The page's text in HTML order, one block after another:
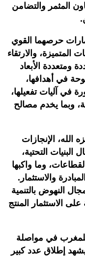
المثمر والتضامن
حرصهما القوي
المتميزة، والارتقاء
ومتعددة الأبعاد
في أهدافها،
في آليات تفعيلها،
وبما يخدم مصالح
الله، الإنجازات
التحتية،
وما واكبها
والاستثمار.
النهوض بالتنمية
على الاستثمار المنتج
للمغرب في مواصلة
إطلاق عدد كبير